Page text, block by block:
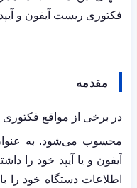
فکتوری ریست آیفون و
مقدمه
در برخی از مواقع
محسوب می‌شود. به
آیفون و یا آیپد خود را
اطلاعات دستگاه خود